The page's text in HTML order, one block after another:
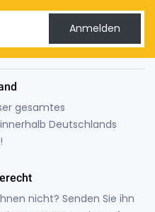
Anmelden
gesamtes
Deutschlands
nicht? Senden Sie ihn